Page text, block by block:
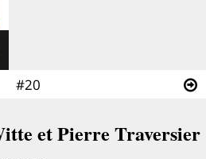
#20
et Pierre Traversier